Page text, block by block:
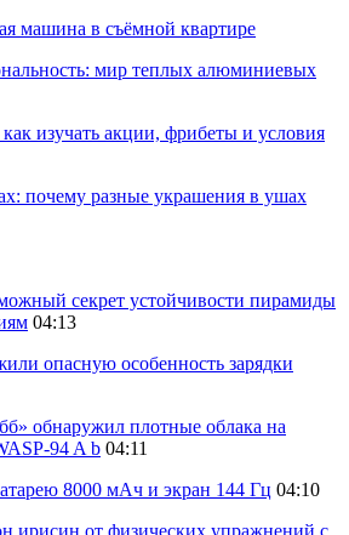
машина в съёмной квартире
мир теплых алюминиевых
изучать акции, фрибеты и условия
почему разные украшения в ушах
секрет устойчивости пирамиды
04:13
опасную особенность зарядки
обнаружил плотные облака на
94 A b 04:11
8000 мАч и экран 144 Гц 04:10